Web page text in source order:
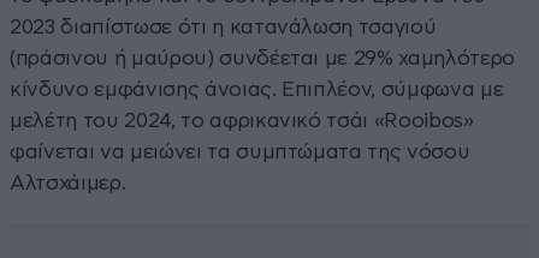
2023 διαπίστωσε ότι η κατανάλωση τσαγιού
(πράσινου ή μαύρου) συνδέεται με 29% χαμηλότερο
κίνδυνο εμφάνισης άνοιας. Επιπλέον, σύμφωνα με
μελέτη του 2024, το αφρικανικό τσάι «Rooibos»
φαίνεται να μειώνει τα συμπτώματα της νόσου
Αλτσχάιμερ.